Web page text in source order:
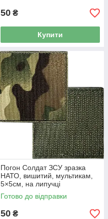
50 ₴
Купити
Погон Солдат ЗСУ зразка
НАТО, вишитий, мультикам,
5×5см, на липучці
Готово до відправки
50 ₴